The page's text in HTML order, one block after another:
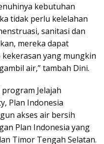
kebutuhan
tidak perlu kelelahan
sanitasi dan
mereka dapat
yang mungkin
air,” tambah Dini.
Jelajah
Plan Indonesia
akses air bersih
Plan Indonesia yang
Timor Tengah Selatan.